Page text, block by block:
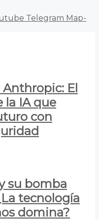
Telegram Map-
El
la IA que
con
su bomba
tecnología
domina?